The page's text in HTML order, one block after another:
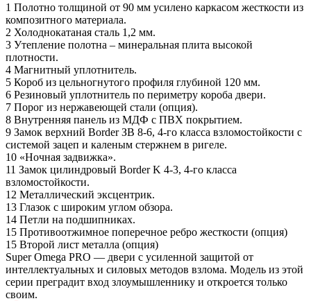
1 Полотно толщиной от 90 мм усилено каркасом жесткости из
композитного материала.
2 Холоднокатаная сталь 1,2 мм.
3 Утепление полотна – минеральная плита высокой
плотности.
4 Магнитный уплотнитель.
5 Короб из цельногнутого профиля глубиной 120 мм.
6 Резиновый уплотнитель по периметру короба двери.
7 Порог из нержавеющей стали (опция).
8 Внутренняя панель из МДФ с ПВХ покрытием.
9 Замок верхний Border ЗВ 8-6, 4-го класса взломостойкости с
системой зацеп и каленым стержнем в ригеле.
10 «Ночная задвижка».
11 Замок цилиндровый Border K 4-3, 4-го класса
взломостойкости.
12 Металлический эксцентрик.
13 Глазок с широким углом обзора.
14 Петли на подшипниках.
15 Противоотжимное поперечное ребро жесткости (опция)
15 Второй лист металла (опция)
Super Omega PRO — двери с усиленной защитой от
интеллектуальных и силовых методов взлома. Модель из этой
серии преградит вход злоумышленнику и откроется только
своим.